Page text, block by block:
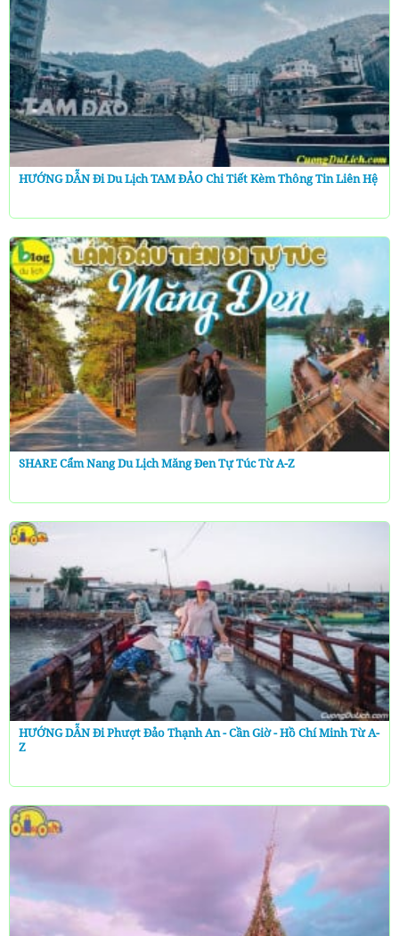
HƯỚNG DẪN Đi Du Lịch TAM ĐẢO Chi Tiết Kèm Thông Tin Liên Hệ
SHARE Cẩm Nang Du Lịch Măng Đen Tự Túc Từ A-Z
HƯỚNG DẪN Đi Phượt Đảo Thạnh An - Cần Giờ - Hồ Chí Minh Từ A-
Z